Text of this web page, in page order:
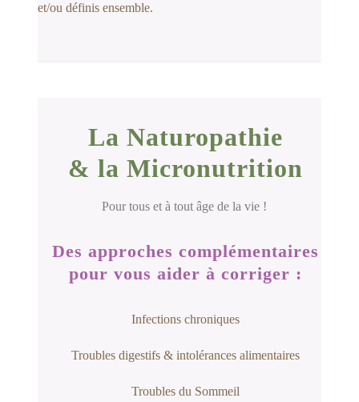
et/ou définis ensemble.
La Naturopathie
& la Micronutrition
Pour tous et à tout âge de la vie !
Des approches complémentaires
pour vous aider à corriger :
Infections chroniques
Troubles digestifs & intolérances alimentaires
Troubles du Sommeil